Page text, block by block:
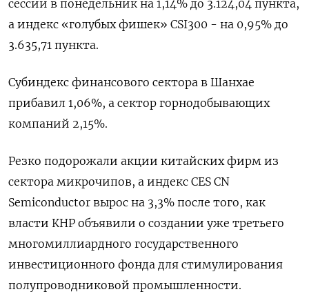
сессии в понедельник на 1,14% до 3.124,04 пункта,
а индекс «голубых фишек» CSI300 - на 0,95% до
3.635,71 пункта.
Субиндекс финансового сектора в Шанхае
прибавил 1,06%, а сектор горнодобывающих
компаний 2,15%.
Резко подорожали акции китайских фирм из
сектора микрочипов, а индекс CES CN
Semiconductor вырос на 3,3% после того, как
власти КНР объявили о создании уже третьего
многомиллиардного государственного
инвестиционного фонда для стимулирования
полупроводниковой промышленности.